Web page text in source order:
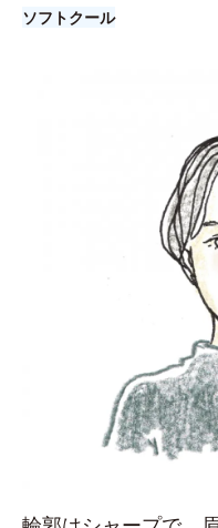
ソフトクール